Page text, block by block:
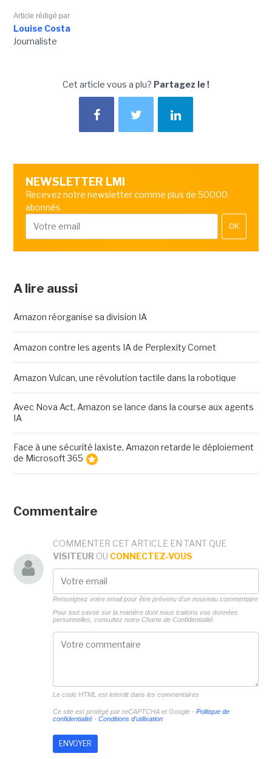
Article rédigé par
Louise Costa
Journaliste
Cet article vous a plu? Partagez le !
NEWSLETTER LMI
Recevez notre newsletter comme plus de 50000
abonnés
OK
A lire aussi
Amazon réorganise sa division IA
Amazon contre les agents IA de Perplexity Comet
Amazon Vulcan, une révolution tactile dans la robotique
Avec Nova Act, Amazon se lance dans la course aux agents
IA
Face à une sécurité laxiste, Amazon retarde le déploiement
de Microsoft 365
Commentaire
COMMENTER CET ARTICLE EN TANT QUE
VISITEUR OU CONNECTEZ-VOUS
Renseignez votre email pour être prévenu d'un nouveau commentaire
Pour tout savoir sur la manière dont nous traitons vos données
personnelles, consultez notre Charte de Confidentialité.
Le code HTML est interdit dans les commentaires
Ce site est protégé par reCAPTCHA et Google - Politique de
confidentialité- Conditions d'utilisation